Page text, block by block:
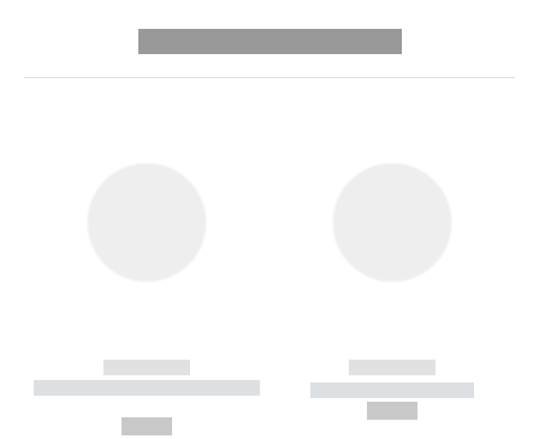
------------
----------- ----------- --------
------------
----------- -----------